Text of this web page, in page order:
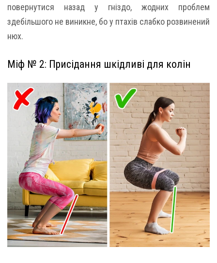
повернутися назад у гніздо, жодних проблем
здебільшого не виникне, бо у птахів слабко розвинений
нюх.
Міф № 2: Присідання шкідливі для колін